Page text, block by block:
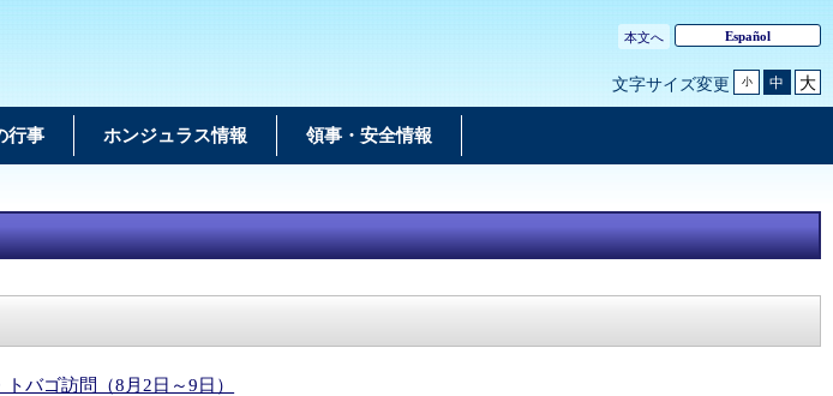
本文へ Español
文字サイズ変更 小 中 大
行事 ホンジュラス情報 領事・安全情報
バゴ訪問（8月2日～9日）